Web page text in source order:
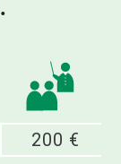
200 €